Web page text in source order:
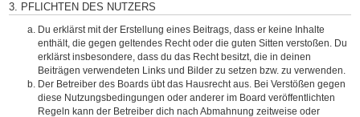
3. PFLICHTEN DES NUTZERS
Du erklärst mit der Erstellung eines Beitrags, dass er keine Inhalte
enthält, die gegen geltendes Recht oder die guten Sitten verstoßen. Du
erklärst insbesondere, dass du das Recht besitzt, die in deinen
Beiträgen verwendeten Links und Bilder zu setzen bzw. zu verwenden.
Der Betreiber des Boards übt das Hausrecht aus. Bei Verstößen gegen
diese Nutzungsbedingungen oder anderer im Board veröffentlichten
Regeln kann der Betreiber dich nach Abmahnung zeitweise oder